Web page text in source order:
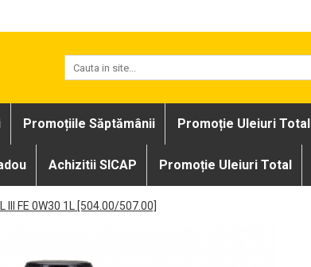
Promoțiile Săptămânii Promoție Uleiuri Total
Achizitii SICAP Promoție Uleiuri Total
III FE 0W30 1L [504.00/507.00]